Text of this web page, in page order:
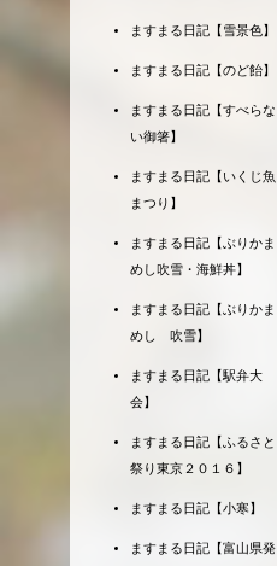
ますまる日記【雪景色】
ますまる日記【のど飴】
ますまる日記【すべらな
い御箸】
ますまる日記【いくじ魚
まつり】
ますまる日記【ぶりかま
めし吹雪・海鮮丼】
ますまる日記【ぶりかま
めし 吹雪】
ますまる日記【駅弁大
会】
ますまる日記【ふるさと
祭り東京２０１６】
ますまる日記【小寒】
ますまる日記【富山県発